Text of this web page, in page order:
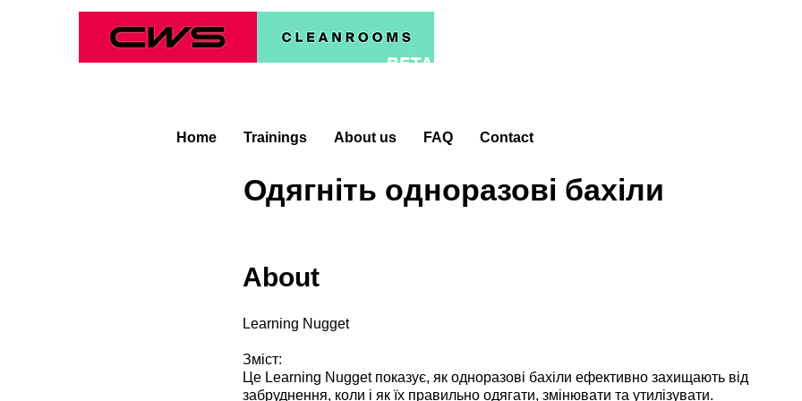
BETA*
Home Trainings About us FAQ Contact
Одягніть одноразові бахіли
About
Learning Nugget
Зміст:
Це Learning Nugget показує, як одноразові бахіли ефективно захищають від
забруднення, коли і як їх правильно одягати, змінювати та утилізувати.